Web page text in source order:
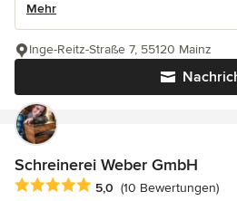
Mehr
Inge-Reitz-Straße 7, 55120 Mainz
Schreinerei Weber GmbH
Durchschnittliche Bewertung: 5
5,0 (10 Bewertungen)